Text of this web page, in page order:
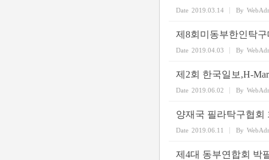
Date 2019.03.14 By
제8회미동부한인탁
Date 2019.04.03 By
제2회 한국일보,H-
Date 2019.06.02 By
양재국 필라탁구협회
Date 2019.06.11 By
제4대 동부연합회 박